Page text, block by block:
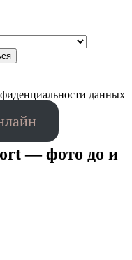
данных
— фото до и